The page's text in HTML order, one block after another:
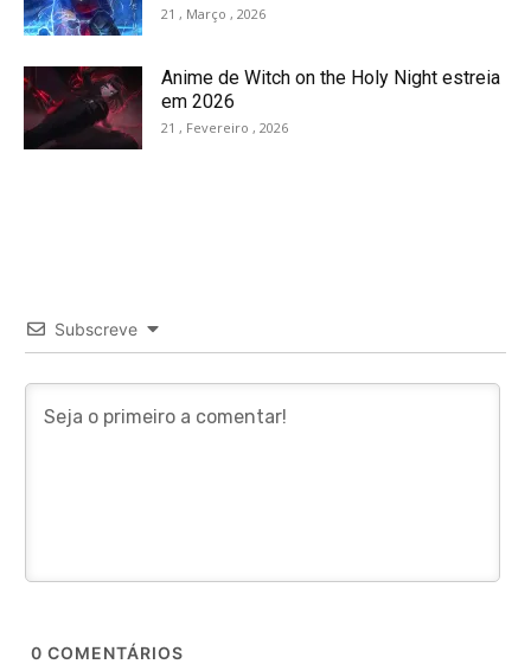
21 , Março , 2026
Anime de Witch on the Holy Night estreia
em 2026
21 , Fevereiro , 2026
Subscreve
0 COMENTÁRIOS